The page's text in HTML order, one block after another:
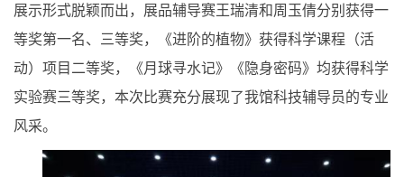
展示形式脱颖而出，展品辅导赛王瑞清和周玉倩分别获得一
等奖第一名、三等奖，《进阶的植物》获得科学课程（活
动）项目二等奖，《月球寻水记》《隐身密码》均获得科学
实验赛三等奖，本次比赛充分展现了我馆科技辅导员的专业
风采。